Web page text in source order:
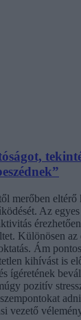
merőben
Az
Különösen
Ám
kihívást is
ígéretének
pozitív
vezető